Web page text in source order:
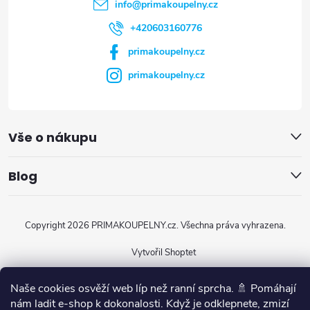
Naše cookies osvěží web líp než ranní sprcha. 🚿 Pomáhají
nám ladit e-shop k dokonalosti. Když je odklepnete, zmizí
info@primakoupelny.cz
+420603160776
primakoupelny.cz
primakoupelny.cz
Vše o nákupu
Blog
Vytvořil Shoptet
Copyright 2026 PRIMAKOUPELNY.cz. Všechna práva vyhrazena.